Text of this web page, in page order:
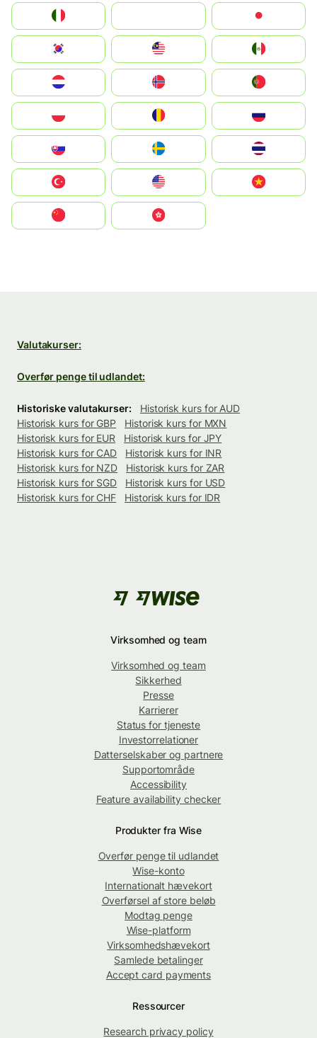
South Korea
United States
中國香港特別行政區
Valutakurser:
Overfør penge til udlandet:
Historiske valutakurser:
Historisk kurs for AUD
Historisk kurs for GBP
Historisk kurs for MXN
Historisk kurs for EUR
Historisk kurs for JPY
Historisk kurs for CAD
Historisk kurs for INR
Historisk kurs for NZD
Historisk kurs for ZAR
Historisk kurs for SGD
Historisk kurs for USD
Historisk kurs for CHF
Historisk kurs for IDR
Virksomhed og team
Virksomhed og team
Sikkerhed
Presse
Karrierer
Status for tjeneste
Investorrelationer
Datterselskaber og partnere
Supportområde
Accessibility
Feature availability checker
Produkter fra Wise
Overfør penge til udlandet
Wise-konto
Internationalt hævekort
Overførsel af store beløb
Modtag penge
Wise-platform
Virksomhedshævekort
Samlede betalinger
Accept card payments
Ressourcer
Research privacy policy